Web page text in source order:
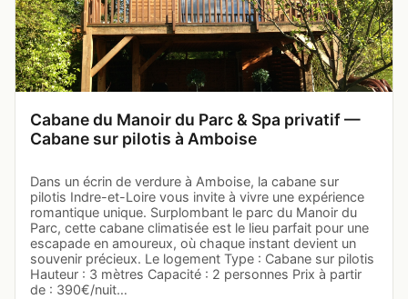
Cabane du Manoir du Parc & Spa privatif —
Cabane sur pilotis à Amboise
Dans un écrin de verdure à Amboise, la cabane sur
pilotis Indre-et-Loire vous invite à vivre une expérience
romantique unique. Surplombant le parc du Manoir du
Parc, cette cabane climatisée est le lieu parfait pour une
escapade en amoureux, où chaque instant devient un
souvenir précieux. Le logement Type : Cabane sur pilotis
Hauteur : 3 mètres Capacité : 2 personnes Prix à partir
de : 390€/nuit…